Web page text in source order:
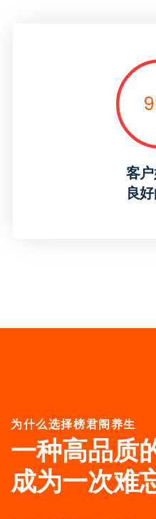
客
良
为什么选择榜君阁养生
一种高品质
成为一次难